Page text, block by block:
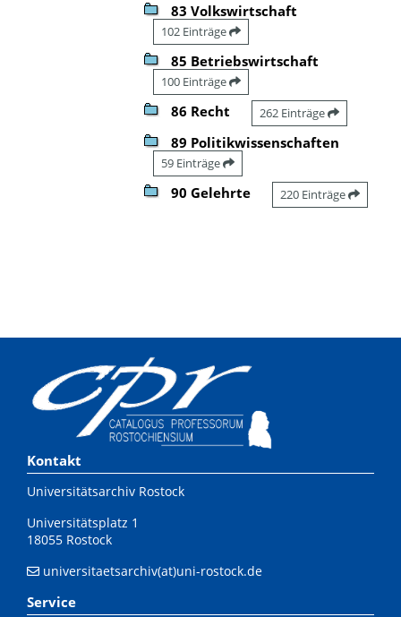
83 Volkswirtschaft
102 Einträge
85 Betriebswirtschaft
100 Einträge
86 Recht 262 Einträge
89 Politikwissenschaften
59 Einträge
90 Gelehrte 220 Einträge
Kontakt
Universitätsarchiv Rostock
Universitätsplatz 1
18055 Rostock
universitaetsarchiv(at)uni-rostock.de
Service